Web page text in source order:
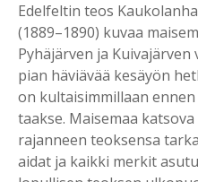
Edelfeltin teos
(1889–1890) kuvaa
Pyhäjärven ja Kuivajärven
pian häviävää kesäyön
on kultaisimmillaan
taakse. Maisemaa
rajanneen teoksensa
aidat ja kaikki merkit